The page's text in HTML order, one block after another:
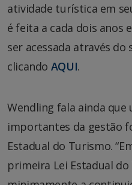
atividade turística em
é feita a cada dois anos
ser acessada através
clicando AQUI.
Wendling fala ainda que
importantes da gestão
Estadual do Turismo.
primeira Lei Estadual